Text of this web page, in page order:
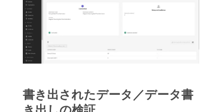
書き出されたデータ／データ書